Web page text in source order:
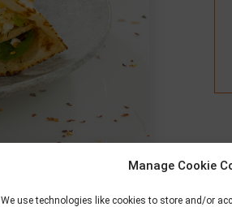
Manage Cookie
We use technologies like cookies to store and/or